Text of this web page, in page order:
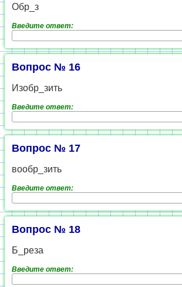
Обр_з
Введите ответ:
Вопрос № 16
Изобр_зить
Введите ответ:
Вопрос № 17
вообр_зить
Введите ответ:
Вопрос № 18
Б_реза
Введите ответ: